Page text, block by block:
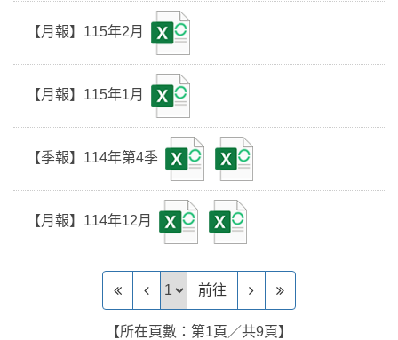
【月報】115年2月
【月報】115年1月
【季報】114年第4季
【月報】114年12月
前往頁前往
【所在頁數：第1頁／共9頁】